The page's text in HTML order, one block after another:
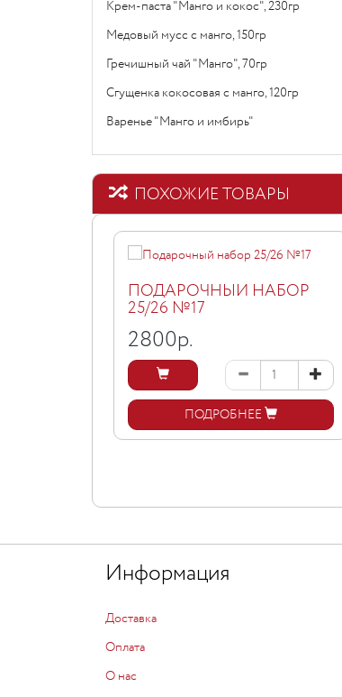
Крем-паста "Манго и кокос", 230гр
Медовый мусс с манго, 150гр
Гречишный чай "Манго", 70гр
Сгущенка кокосовая с манго, 120гр
Варенье "Манго и имбирь"
ПОХОЖИЕ ТОВАРЫ
ПОДАРОЧНЫЙ НАБОР
25/26 №17
2800р.
ПОДРОБНЕЕ
Информация
Доставка
Оплата
О нас